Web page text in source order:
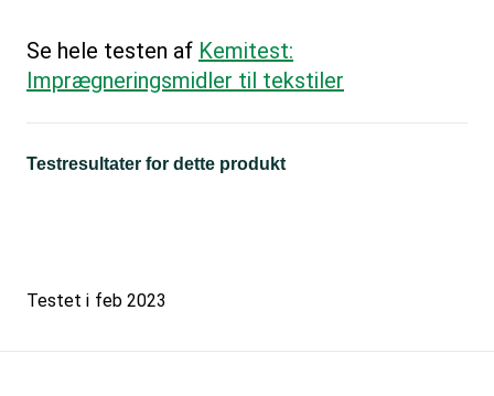
Se hele testen af Kemitest:
Imprægneringsmidler til tekstiler
Testresultater for dette produkt
Testet i feb 2023